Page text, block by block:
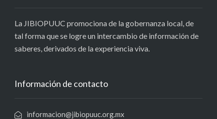
La JIBIOPUUC promociona de la gobernanza local, de
tal forma que se logre un intercambio de información de
saberes, derivados de la experiencia viva.
Información de contacto
informacion@jibiopuuc.org.mx